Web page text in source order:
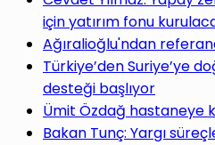
için yatırım fonu
Ağıralioğlu'ndan
Türkiye’den Suriye’ye
desteği başlıyor
Ümit Özdağ hastaneye
Bakan Tunç: Yargı